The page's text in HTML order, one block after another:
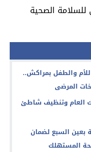
للسلامة الصحية
والطفل بمراكش..
المرضى
العام وتنظيف شاطئ
بعين السبع لضمان
المستهلك